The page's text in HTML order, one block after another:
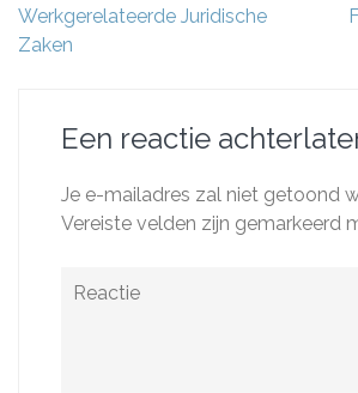
Werkgerelateerde Juridische
Zaken
Een reactie
Je e-mailadres zal niet getoond
Vereiste velden zijn gemarkeerd
Reactie